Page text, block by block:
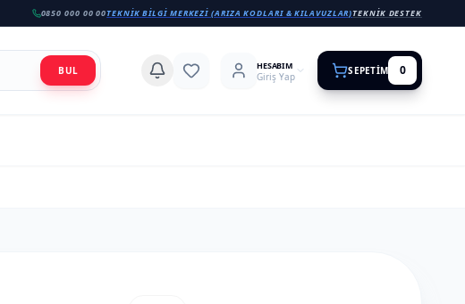
0850 000 00 00TEKNIK BILGI MERKEZI (ARIZA KODLARI & KILAVUZLAR)TEKNIK DESTEK
BUL HESABIM
Giriş Yap SEPETIM 0